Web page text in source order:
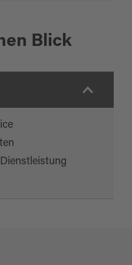
Blick